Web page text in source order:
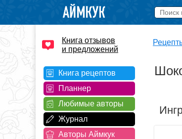
Книга отзывов
и предложений
Книга рецептов
Планнер
Любимые авторы
Журнал
Авторы Аймкук